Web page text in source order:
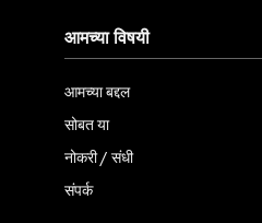
आमच्या विषयी
आमच्या बद्दल
सोबत या
नोकरी / संधी
संपर्क